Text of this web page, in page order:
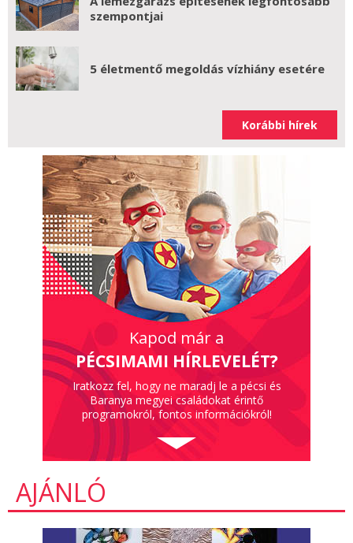
szempontjai
5 életmentő megoldás vízhiány esetére
Korábbi hírek
Kapod már a
PÉCSIMAMI HÍRLEVELÉT?
Iratkozz fel, hogy ne maradj le a pécsi és
Baranya megyei családokat érintő
programokról, fontos információkról!
AJÁNLÓ